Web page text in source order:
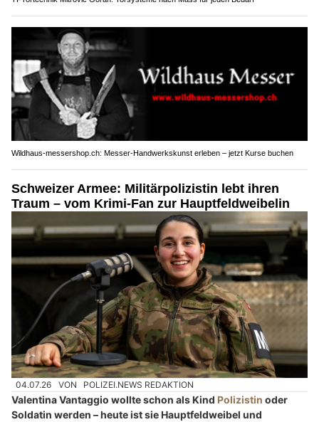
Wildhaus-messershop.ch: Messer-Handwerkskunst erleben – jetzt Kurse buchen
Schweizer Armee: Militärpolizistin lebt ihren
Traum – vom Krimi-Fan zur Hauptfeldweibelin
04.07.26 VON POLIZEI.NEWS REDAKTION
Valentina Vantaggio wollte schon als Kind Polizistin oder
Soldatin werden – heute ist sie Hauptfeldweibel und